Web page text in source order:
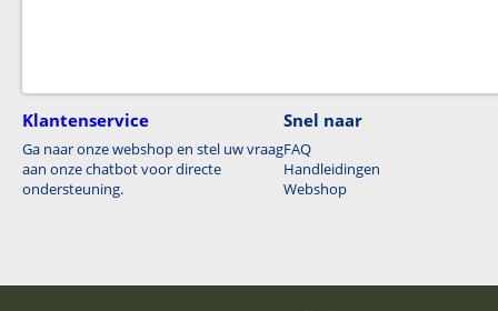
Klantenservice
Ga naar onze webshop en stel uw vraag
aan onze chatbot voor directe
ondersteuning.
Snel naar
FAQ
Handleidingen
Webshop